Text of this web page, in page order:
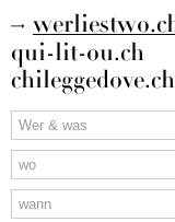
qui-lit-ou.ch
chileggedove.ch